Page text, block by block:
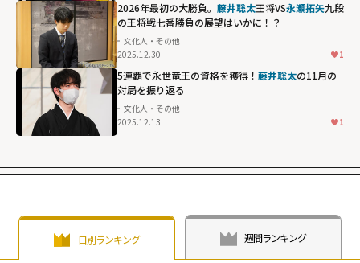
2026年最初の大勝負。 藤井聡太王将VS永瀬拓矢九段
の王将戦七番勝負の展望はいかに！？
文化人・その他
2025.12.30
1
5連覇で永世竜王の資格を獲得！ 藤井聡太の11月の
対局を振り返る
文化人・その他
2025.12.13
1
日別ランキング 週間ランキング